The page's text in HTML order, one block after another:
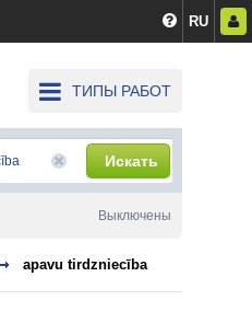
RU
ТИПЫ РАБОТ
Искать
apavu tirdzniecība
Выключены